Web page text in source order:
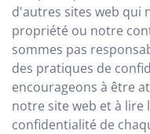
d'autres sites web qui
propriété ou notre
sommes pas
des pratiques de
encourageons à être
notre site web et à lire
confidentialité de